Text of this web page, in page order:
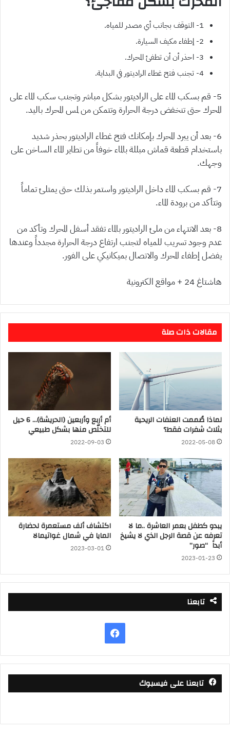
1- التوقف بجانب أي مصدر للمياه.
2- إطفاء مكيف السيارة.
3- احذر أن أن تطفئ المحرك.
4- تجنب فتح غطاء الراديتور في البداية.
5- قم بسكب الماء على الراديتور بشكل مباشر وتجنب سكب الماء على
المحرك حتى تنخفض درجة الحرارة وتتمكن من لمس المحرك باليد.
6- بعد أن يبرد المحرك بإمكانك فتح غطاء الراديتور بحذر شديد
باستخدام قطعة قماش مبللة بالماء خوفاً من تطاير الماء الساخن على
وجهك.
7- قم بسكب الماء داخل الراديتور واستمر بذلك حتى يمتلئ تماماً
وتتأكد من برودة الماء.
8- بعد الانتهاء من ملئ الراديتور بالماء تفقد أسفل المحرك وتأكد من
عدم وجود تسريب للمياه لتجنب ارتفاع درجة الحرارة مجدداً وعندها
يفضل إطفاء المحرك والاتصال بميكانيكي على الفور.
هاشتاغ 24 + مواقع الكترونية
مقالات ذات صلة
لماذا صُممت العنفات الريحية
بثلاث شفرات فقط؟
2022-05-08
أم أربع وأربعين (الحريشة)… 6 حيل
للتخلّص منها بشكل طبيعي
2022-09-03
يبدو كطفل بعمر العاشرة ..ما لا
تعرفه عن قصة الرجل الذي لا يشيخ
أبداً “صور”
2023-01-23
اكتشاف ألف مستعمرة لحضارة
المايا في شمال غواتيمالا
2023-03-01
تابعنا
فيسبوك
تابعنا على فيسبوك